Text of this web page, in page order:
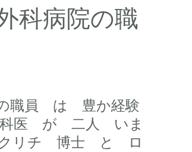
科病院の職
の職員 は 豊か経験
科医 が 二人 いま
クリチ 博士 と ロ